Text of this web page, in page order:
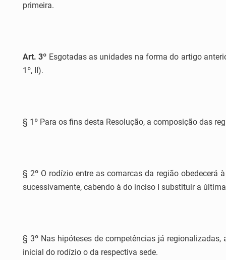
primeira.
Art. 3º Esgotadas as unidades na forma do artigo
1º, II).
§ 1º Para os fins desta Resolução, a composição das
§ 2º O rodízio entre as comarcas da região
sucessivamente, cabendo à do inciso I substituir a
§ 3º Nas hipóteses de competências já
inicial do rodízio o da respectiva sede.